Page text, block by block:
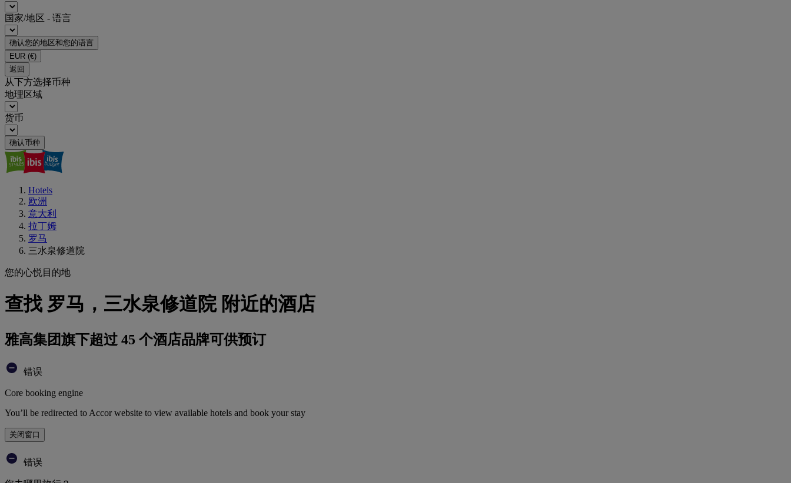
国家/地区 - 语言
确认您的地区和您的语言
EUR (€)
返回
从下方选择币种
地理区域
货币
确认币种
Hotels
欧洲
意大利
拉丁姆
罗马
三水泉修道院
您的心悦目的地
查找 罗马，三水泉修道院 附近的酒店
雅高集团旗下超过 45 个酒店品牌可供预订
错误
Core booking engine
You’ll be redirected to Accor website to view available hotels and book your stay
关闭窗口
错误